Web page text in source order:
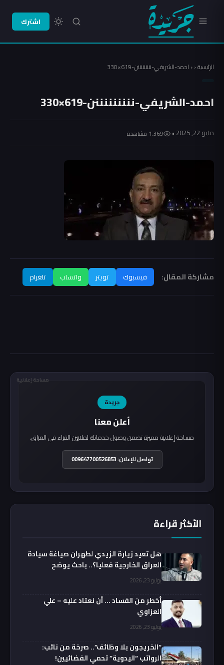
اشترك
الرئيسية‹
‹ احمد-الشريفي-نننننننننن-619×330
احمد-الشريفي-نننننننننن-619×330
مايو 22, 2025 • 1٬369 مشاهدة
مشاركة المقال: فيسبوك تويتر واتساب تلغرام
مساحة إعلانية
جريدة
أعلن معنا
مساحة إعلانية مميزة تضمن وصول خدماتك لملايين القراء في العراق.
تواصل للإعلان: 009647700526853
الأكثر قراءة
هل تعيد زيارة الزيدي لطهران صياغة سيادة
العراق الخارجية فعليا؟.. باحث يوضح
يوليو 23, 2026
أخطر من الفساد … أن نعتاد عليه – علي
العزاوي
يوليو 23, 2026
“الخريجون بلا وظائف”.. صرخة من نائب:
الرواتب “اليدوية” تحمي الفضائيين!